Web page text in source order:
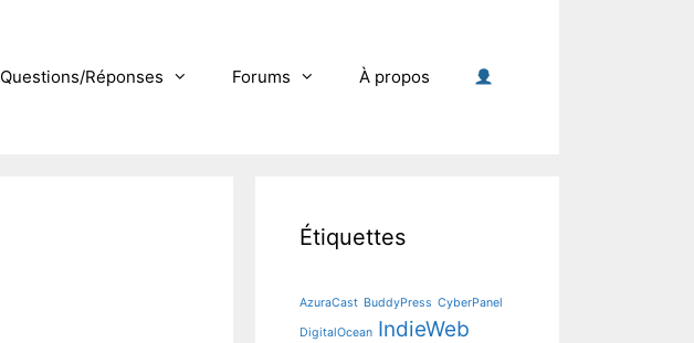
Questions/Réponses Forums À propos
Étiquettes
AzuraCast BuddyPress CyberPanel
DigitalOcean IndieWeb